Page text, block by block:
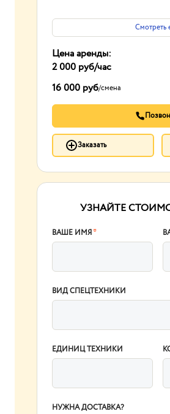
Тип проходимости
Смотреть
Цена аренды:
2 000 руб/час
16 000 руб/смена
Заказать
УЗНАЙТЕ
ВАШЕ ИМЯ*
ВИД СПЕЦТЕХНИКИ
ЕДИНИЦ ТЕХНИКИ
НУЖНА ДОСТАВКА?